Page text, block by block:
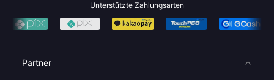
Unterstützte Zahlungsarten
Partner